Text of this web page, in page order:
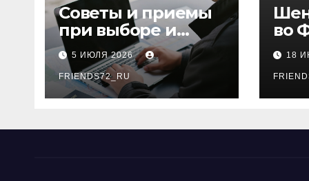
Советы и приемы
при выборе и
бронировании
авиабилетов
5 ИЮЛЯ 2026
FRIENDS72_RU
во
18